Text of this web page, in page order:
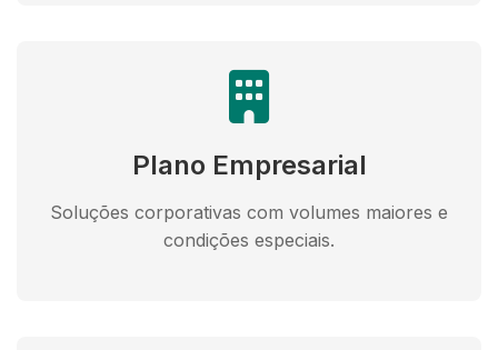
Plano Empresarial
Soluções corporativas com volumes maiores e
condições especiais.